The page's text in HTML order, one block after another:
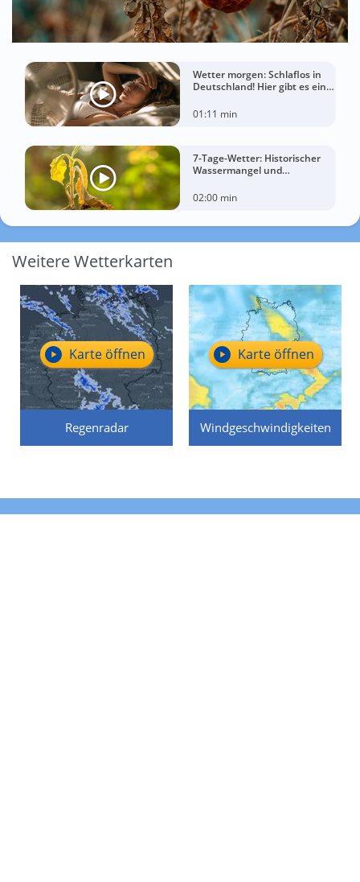
Wetter morgen: Schlaflos in
Deutschland! Hier gibt es eine
01:11 min
7-Tage-Wetter: Historischer
Wassermangel und
02:00 min
Weitere Wetterkarten
Regenradar
Karte öffnen
Windgeschwindigkeiten
Karte öffnen